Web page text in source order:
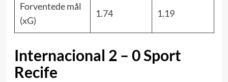
Forventede mål
(xG)
1.74 1.19
Internacional 2 – 0 Sport
Recife